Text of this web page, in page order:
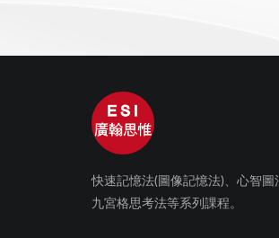
快速記憶法(圖像記憶法)、心智
九宮格思考法等系列課程。